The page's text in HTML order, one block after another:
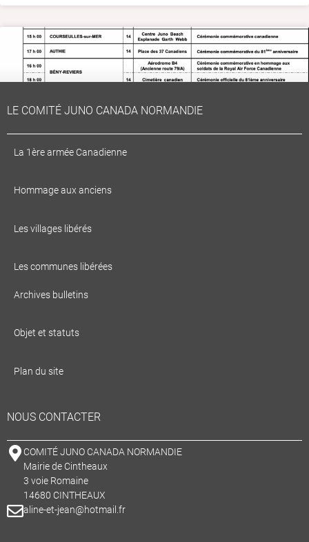
LE COMITÉ JUNO CANADA NORMANDIE
La 1ère armée Canadienne
Hommage aux anciens
Les villages libérés
Les communes libérées
Archives bulletins
Objet et statuts
Plan du site
NOUS CONTACTER
COMITÉ JUNO CANADA NORMANDIE
Mairie de Cintheaux
3 voie Romaine
14680 CINTHEAUX
aline-et-jean@hotmail.fr